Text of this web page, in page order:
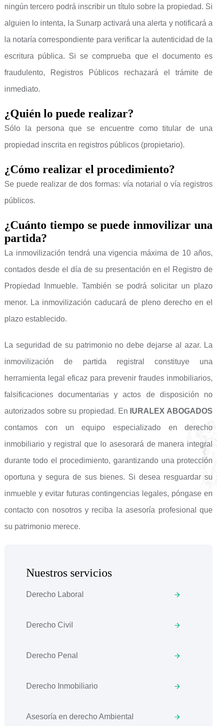
ningún tercero podrá inscribir un título sobre la propiedad. Si
alguien lo intenta, la Sunarp activará una alerta y notificará a
la notaría correspondiente para verificar la autenticidad de la
escritura pública. Si se comprueba que el documento es
fraudulento, Registros Públicos rechazará el trámite de
inmediato.
¿Quién lo puede realizar?
Sólo la persona que se encuentre como titular de una
propiedad inscrita en registros públicos (propietario).
¿Cómo realizar el procedimiento?
Se puede realizar de dos formas: vía notarial o vía registros
públicos.
¿Cuánto tiempo se puede inmovilizar una
partida?
La inmovilización tendrá una vigencia máxima de 10 años,
contados desde el día de su presentación en el Registro de
Propiedad Inmueble. También se podrá solicitar un plazo
menor. La inmovilización caducará de pleno derecho en el
plazo establecido.
La seguridad de su patrimonio no debe dejarse al azar. La
inmovilización de partida registral constituye una
herramienta legal eficaz para prevenir fraudes inmobiliarios,
falsificaciones documentarias y actos de disposición no
autorizados sobre su propiedad. En IURALEX ABOGADOS
contamos con un equipo especializado en derecho
inmobiliario y registral que lo asesorará de manera integral
durante todo el procedimiento, garantizando una protección
oportuna y segura de sus bienes. Si desea resguardar su
inmueble y evitar futuras contingencias legales, póngase en
contacto con nosotros y reciba la asesoría profesional que
su patrimonio merece.
Nuestros servicios
Derecho Laboral
Derecho Civil
Derecho Penal
Derecho Inmobiliario
Asesoría en derecho Ambiental